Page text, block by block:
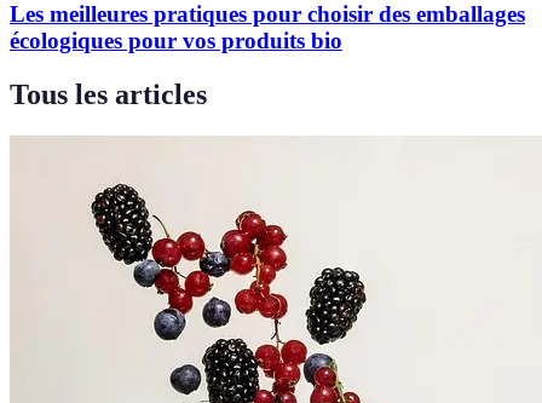
Les meilleures pratiques pour choisir des emballages
écologiques pour vos produits bio
Tous les articles